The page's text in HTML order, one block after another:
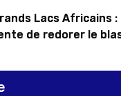
Lacs Africains :
de redorer le